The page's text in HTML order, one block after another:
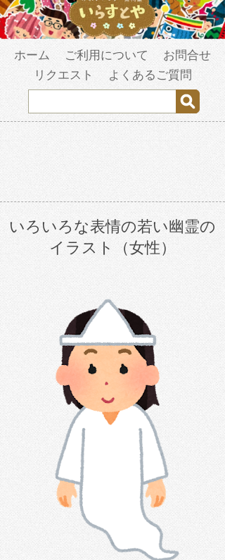
ホーム ご利用について
お問合せ
リクエスト
よくあるご質問
いろいろな表情の若い幽霊の
イラスト（女性）